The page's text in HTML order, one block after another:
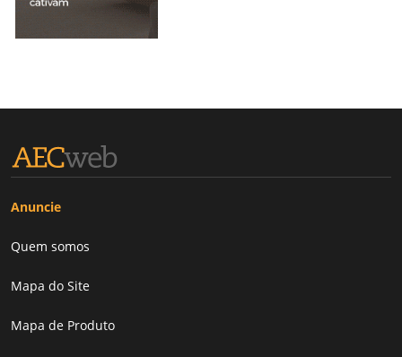
Anuncie
Quem somos
Mapa do Site
Mapa de Produto